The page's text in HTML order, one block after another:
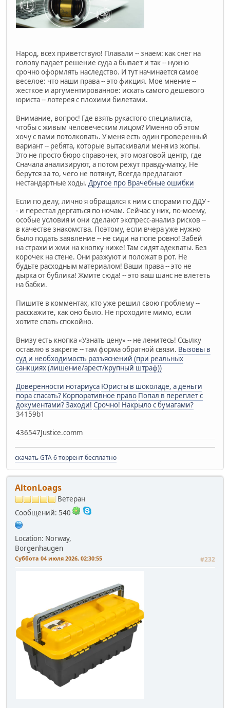
Народ, всех приветствую! Плавали -- знаем: как снег на
голову падает решение суда а бывает и так -- нужно
срочно оформлять наследство. И тут начинается самое
веселое: что наши права -- это фикция. Мое мнение --
жесткое и аргументированное: искать самого дешевого
юриста -- лотерея с плохими билетами.
Внимание, вопрос! Где взять рукастого специалиста,
чтобы с живым человеческим лицом? Именно об этом
хочу с вами потолковать. У меня есть один проверенный
вариант -- ребята, которые вытаскивали меня из жопы.
Это не просто бюро справочек, это мозговой центр, где
Сначала анализируют, а потом режут правду-матку, Не
берутся за то, чего не потянут, Всегда предлагают
нестандартные ходы. Другое про Врачебные ошибки
Если по делу, лично я обращался к ним с спорами по ДДУ -
- и перестал дергаться по ночам. Сейчас у них, по-моему,
особые условия и они сделают экспресс-анализ рисков --
в качестве знакомства. Поэтому, если вчера уже нужно
было подать заявление -- не сиди на попе ровно! Забей
на страхи и жми на кнопку ниже! Там сидят адекваты. Без
корочек на стене. Они разжуют и положат в рот. Не
будьте расходным материалом! Ваши права -- это не
дырка от бублика! Жмите сюда! -- это ваш шанс не влететь
на бабки.
Пишите в комментах, кто уже решил свою проблему --
расскажите, как оно было. Не проходите мимо, если
хотите спать спокойно.
Внизу есть кнопка «Узнать цену» -- не ленитесь! Ссылку
оставлю в закрепе -- там форма обратной связи. Вызовы в
суд и необходимость разъяснений (при реальных
санкциях (лишение/арест/крупный штраф))
Доверенности нотариуса Юристы в шоколаде, а деньги
пора спасать? Корпоративное право Попал в переплет с
документами? Заходи! Срочно! Накрыло с бумагами?
34159b1
436547Justice.comm
скачать GTA 6 торрент бесплатно
AltonLoags
Ветеран
Сообщений: 540
Location: Norway,
Borgenhaugen
Суббота 04 июля 2026, 02:30:55 #232